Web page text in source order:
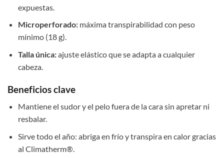
expuestas.
Microperforado:máxima transpirabilidad con peso
mínimo (18 g).
Talla única:ajuste elástico que se adapta a cualquier
cabeza.
Beneficios clave
Mantiene el sudor y el pelo fuera de la cara sin apretar ni
resbalar.
Sirve todo el año: abriga en frío y transpira en calor gracias
al Climatherm®.